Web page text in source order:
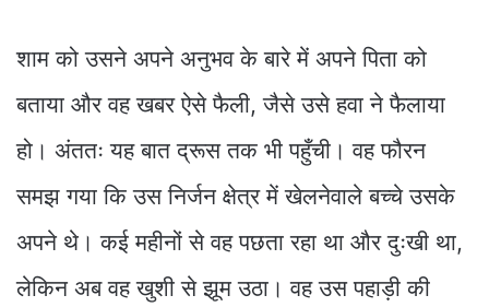
शाम को उसने अपने अनुभव के बारे में अपने पिता को
बताया और वह खबर ऐसे फैली, जैसे उसे हवा ने फैलाया
हो। अंततः यह बात द्रूस तक भी पहुँची। वह फौरन
समझ गया कि उस निर्जन क्षेत्र में खेलनेवाले बच्चे उसके
अपने थे। कई महीनों से वह पछता रहा था और दुःखी था,
लेकिन अब वह खुशी से झूम उठा। वह उस पहाड़ी की